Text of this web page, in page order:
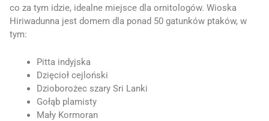
co za tym idzie, idealne miejsce dla ornitologów. Wioska
Hiriwadunna jest domem dla ponad 50 gatunków ptaków, w
tym:
Pitta indyjska
Dzięcioł cejloński
Dzioborożec szary Sri Lanki
Gołąb plamisty
Mały Kormoran